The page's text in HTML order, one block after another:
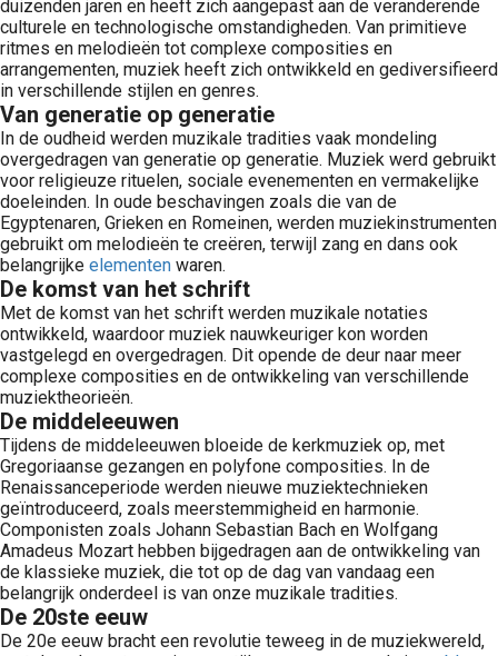
duizenden jaren en heeft zich aangepast aan de veranderende
culturele en technologische omstandigheden. Van primitieve
ritmes en melodieën tot complexe composities en
arrangementen, muziek heeft zich ontwikkeld en gediversifieerd
in verschillende stijlen en genres.
Van generatie op generatie
In de oudheid werden muzikale tradities vaak mondeling
overgedragen van generatie op generatie. Muziek werd gebruikt
voor religieuze rituelen, sociale evenementen en vermakelijke
doeleinden. In oude beschavingen zoals die van de
Egyptenaren, Grieken en Romeinen, werden muziekinstrumenten
gebruikt om melodieën te creëren, terwijl zang en dans ook
belangrijke elementen waren.
De komst van het schrift
Met de komst van het schrift werden muzikale notaties
ontwikkeld, waardoor muziek nauwkeuriger kon worden
vastgelegd en overgedragen. Dit opende de deur naar meer
complexe composities en de ontwikkeling van verschillende
muziektheorieën.
De middeleeuwen
Tijdens de middeleeuwen bloeide de kerkmuziek op, met
Gregoriaanse gezangen en polyfone composities. In de
Renaissanceperiode werden nieuwe muziektechnieken
geïntroduceerd, zoals meerstemmigheid en harmonie.
Componisten zoals Johann Sebastian Bach en Wolfgang
Amadeus Mozart hebben bijgedragen aan de ontwikkeling van
de klassieke muziek, die tot op de dag van vandaag een
belangrijk onderdeel is van onze muzikale tradities.
De 20ste eeuw
De 20e eeuw bracht een revolutie teweeg in de muziekwereld,